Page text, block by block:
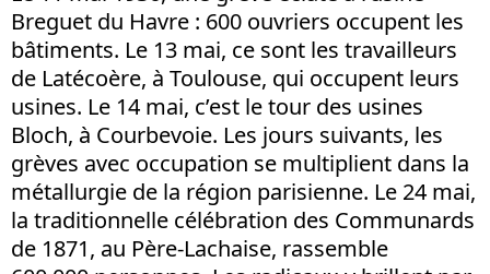
Breguet du Havre : 600 ouvriers occupent les
bâtiments. Le 13 mai, ce sont les travailleurs
de Latécoère, à Toulouse, qui occupent leurs
usines. Le 14 mai, c’est le tour des usines
Bloch, à Courbevoie. Les jours suivants, les
grèves avec occupation se multiplient dans la
métallurgie de la région parisienne. Le 24 mai,
la traditionnelle célébration des Communards
de 1871, au Père-Lachaise, rassemble